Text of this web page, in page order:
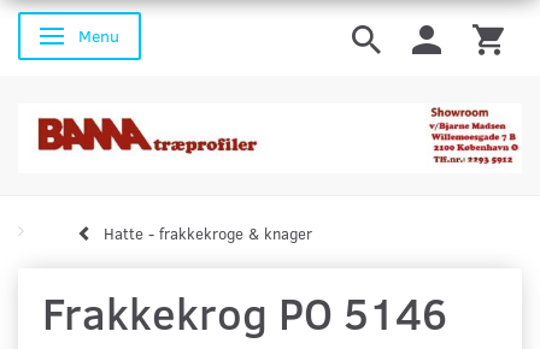
Skifte navigation
Menu
Hatte - frakkekroge & knager
Frakkekrog PO 5146